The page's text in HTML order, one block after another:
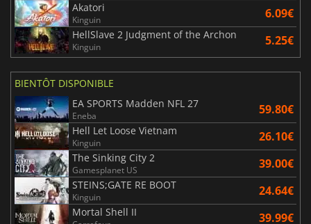
Akatori
Kinguin 6.09€
HellSlave 2 Judgment of the Archon
Kinguin 5.25€
BIENTÔT DISPONIBLE
EA SPORTS Madden NFL 27
Eneba 59.80€
Hell Let Loose Vietnam
Kinguin 26.10€
The Sinking City 2
Gamesplanet US 39.00€
STEINS;GATE RE BOOT
Kinguin 24.64€
Mortal Shell II 39.99€